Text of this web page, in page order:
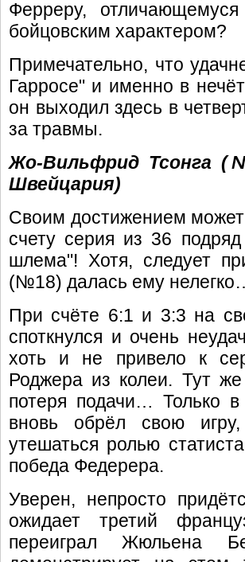
Ферреру,
бойцовским характером?
Примечательно, что
Гарросе" и именно в
он выходил здесь в
за травмы.
Жо-Вильфрид Тсонга
Швейцария)
Своим достижением может
счету серия из 36
шлема"! Хотя, следует
(№18) далась ему
При счёте 6:1 и 3:3 на
споткнулся и очень
хоть и не привело к
Роджера из колеи. Тут
потеря подачи… Только
вновь обрёл свою
утешаться ролью
победа Федерера.
Уверен, непросто
ожидает третий
переиграл Жюльена